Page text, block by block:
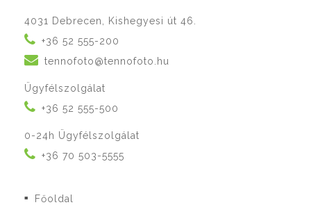
4031 Debrecen, Kishegyesi út 46.
+36 52 555-200
tennofoto@tennofoto.hu
Ügyfélszolgálat
+36 52 555-500
0-24h Ügyfélszolgálat
+36 70 503-5555
■ Főoldal